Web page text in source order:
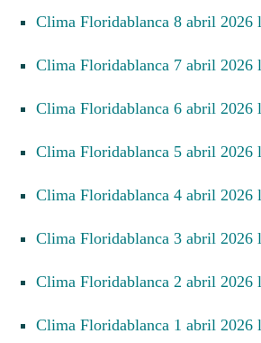
Clima Floridablanca 8 abril 2026
Clima Floridablanca 7 abril 2026
Clima Floridablanca 6 abril 2026
Clima Floridablanca 5 abril 2026
Clima Floridablanca 4 abril 2026
Clima Floridablanca 3 abril 2026
Clima Floridablanca 2 abril 2026
Clima Floridablanca 1 abril 2026